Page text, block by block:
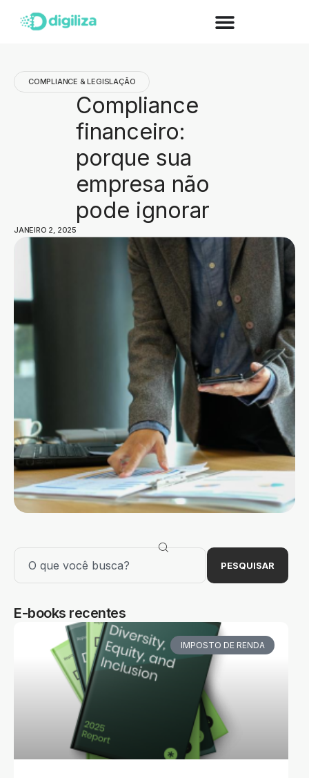
COMPLIANCE & LEGISLAÇÃO
Compliance
financeiro:
porque sua
empresa não
pode ignorar
JANEIRO 2, 2025
PESQUISAR
E-books recentes
IMPOSTO DE RENDA